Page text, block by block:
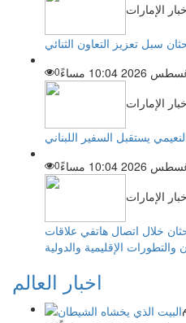
الإمارات
سبل تعزيز التعاون الثنائي
0
الإمارات
يستقبل السفير اللبناني
0
الإمارات
خلال اتصال هاتفي علاقات
والتطورات الإقليمية والدولية
اخبار العالم